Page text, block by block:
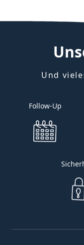
Und
Follow-Up